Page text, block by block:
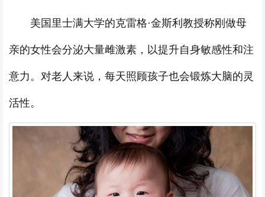
美国里士满大学的克雷格·金斯利教授称刚做母
亲的女性会分泌大量雌激素，以提升自身敏感性和注
意力。对老人来说，每天照顾孩子也会锻炼大脑的灵
活性。